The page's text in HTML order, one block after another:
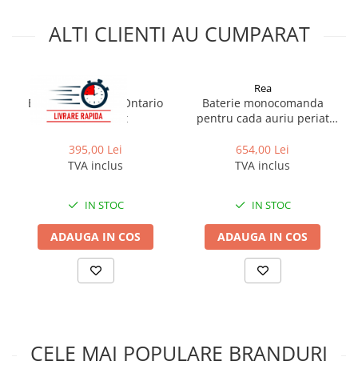
Cadite semirotunde
Cadita pentagonala
Rigole si canale de scurgere dus
Usi si pereti
Usi culisante
Sisteme de dus
Coloane de dus
Sisteme de dus incastrate
Brate si palarii dus
ALTI CLIENTI AU CUMPARAT
Rea
Baterie cadă REA Ontario
auriu periat
395,00 Lei
TVA inclus
IN STOC
ADAUGA IN COS
Rea
Baterie monocomanda
pentru cada auriu periat
654,00 Lei
TVA inclus
IN STOC
ADAUGA IN COS
CELE MAI POPULARE BRANDURI